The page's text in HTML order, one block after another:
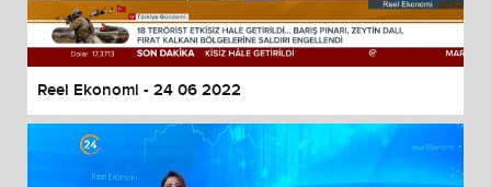
Reel Ekonomi - 24 06 2022